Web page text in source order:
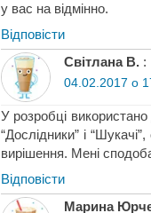
у вас на відмінно.
Відповіcти
Світлана В. :
04.02.2017 о
У розробці
“Дослідники” і
вирішення. Мені
Відповіcти
Марина